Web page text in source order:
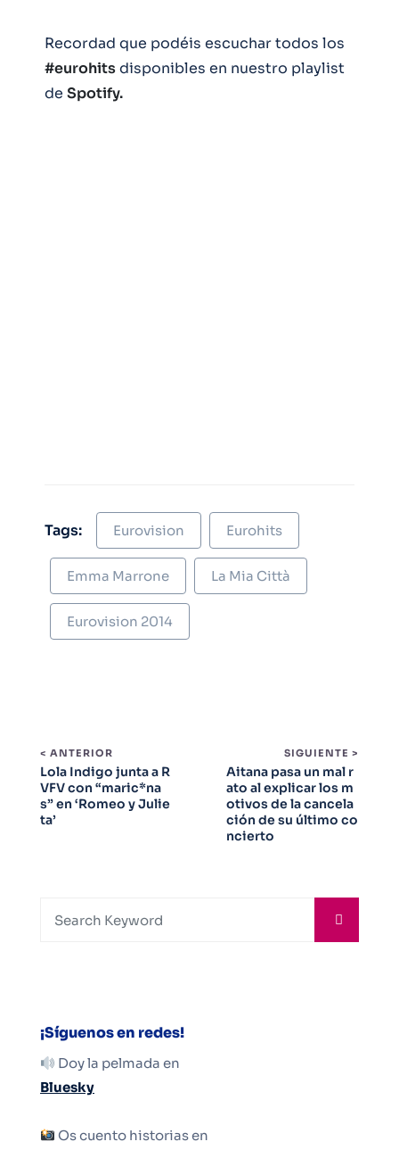
Recordad que podéis escuchar todos los
#eurohitsdisponibles en nuestro playlist
de Spotify.
Tags: Eurovision Eurohits
Emma Marrone La Mia Città
Eurovision 2014
< ANTERIOR
Lola Indigo junta a R
VFV con “maric*na
s” en ‘Romeo y Julie
ta’
SIGUIENTE >
Aitana pasa un mal r
ato al explicar los m
otivos de la cancela
ción de su último co
ncierto
¡Síguenos en redes!
Doy la pelmada en
Bluesky
Os cuento historias en